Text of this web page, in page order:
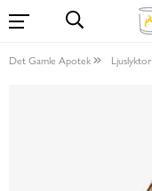
Det Gamle Apotek Ljuslyktor